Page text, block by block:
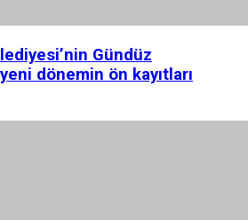
Gündüz
dönemin ön kayıtları